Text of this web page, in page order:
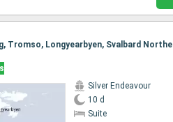
Silver Endeavour
10 d
Suite